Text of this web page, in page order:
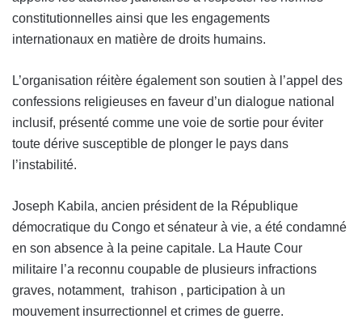
constitutionnelles ainsi que les engagements
internationaux en matière de droits humains.
L’organisation réitère également son soutien à l’appel des
confessions religieuses en faveur d’un dialogue national
inclusif, présenté comme une voie de sortie pour éviter
toute dérive susceptible de plonger le pays dans
l’instabilité.
Joseph Kabila, ancien président de la République
démocratique du Congo et sénateur à vie, a été condamné
en son absence à la peine capitale. La Haute Cour
militaire l’a reconnu coupable de plusieurs infractions
graves, notamment, trahison , participation à un
mouvement insurrectionnel et crimes de guerre.